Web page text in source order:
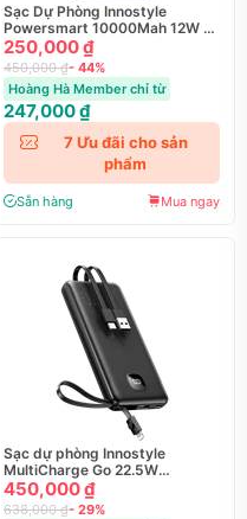
Sạc Dự Phòng Innostyle
Powersmart 10000Mah 12W –
IP12SA
250,000 ₫
450,000 ₫- 44%
Hoàng Hà Member chỉ từ
247,000 ₫
7 Ưu đãi cho sản
phẩm
Sẵn hàng Mua ngay
Sạc dự phòng Innostyle
MultiCharge Go 22.5W
10000mAh kèm 3 cáp
450,000 ₫
638,000 ₫- 29%